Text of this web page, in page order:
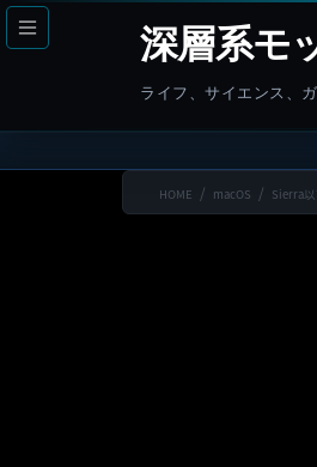
コ
ン
へ
ナ
ビ
ョ
深層系モ
ライフ、サイエンス、
HOME macOS Sierra